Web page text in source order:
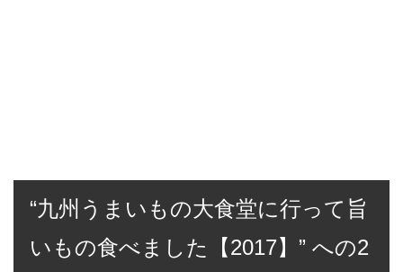
“九州うまいもの大食堂に行って旨
いもの食べました【2017】” への2